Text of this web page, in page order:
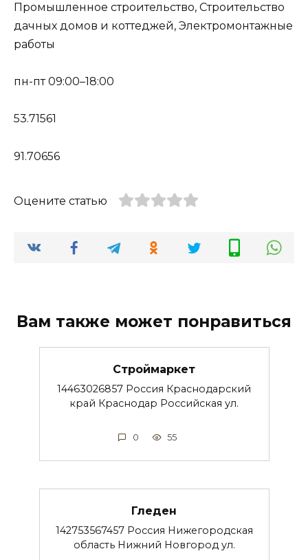
Промышленное строительство, Строительство
дачных домов и коттеджей, Электромонтажные
работы
пн-пт 09:00–18:00
53.71561
91.70656
Оцените статью
Вам также может понравиться
Строймаркет
14463026857 Россия Краснодарский
край Краснодар Российская ул.
0 55
Гледен
142753567457 Россия Нижегородская
область Нижний Новгород ул.